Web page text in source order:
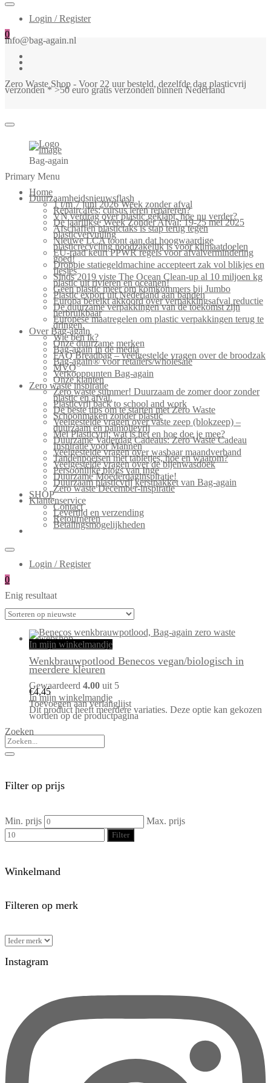
Login / Register
0
info@bag-again.nl
Zero Waste Shop - Voor 22 uur besteld, dezelfde dag plasticvrij
verzonden * >50 euro gratis verzonden binnen Nederland
Bag-again
Primary Menu
Home
Duurzaamheidsnieuwsflash
1 t/m 7 juni 2026 Week zonder afval
Repaircafés: cursus leren repareren?
VN verdrag over plastic geklapt, hoe nu verder?
De jaarlijkse Week Zonder Afval: 19-25 mei 2025
Afschaffen plastictaks is stap terug tegen
plasticvervuiling
Nieuwe LCA toont aan dat hoogwaardige
plasticrecycling noodzakelijk is voor klimaatdoelen
EU-raad keurt PPWR regels voor afvalvermindering
goed!
Droppie statiegeldmachine accepteert zak vol blikjes en
flesjes
Sinds 2019 viste The Ocean Clean-up al 10 miljoen kg
plastic uit rivieren en oceanen!
Geen plastic meer om komkommers bij Jumbo
Plastic export uit Nederland aan banden
Europa bereikt akkoord over verpakkingsafval reductie
De duurzame verpakkingen van de toekomst zijn
herbruikbaar
Europese maatregelen om plastic verpakkingen terug te
dringen.
Over Bag-again
Wie ben ik?
Onze duurzame merken
Bag-again in de media
FAQ Breadbag – veelgestelde vragen over de broodzak
Bag-again® voor retailers/wholesale
MVO
Verkooppunten Bag-again
Onze klanten
Zero waste inspiratie
Zero waste summer! Duurzaam de zomer door zonder
plastic en afval.
Plasticvrij back to school and work
De beste tips om te starten met Zero Waste
Schoonmaken zonder plastic
Veelgestelde vragen over vaste zeep (blokzeep) –
duurzaam en palmolievrij
Mei Plasticvrij: wat is het en hoe doe je mee?
Duurzame Vaderdag Cadeaus: Zero Waste Cadeau
Inspiratie voor Mannen
Veelgestelde vragen over wasbaar maandverband
Tandenpoetsen met tabletjes, hoe en waarom?
Veelgestelde vragen over de bijenwasdoek
Persoonlijke blogs van Inge
Duurzame Moederdaginspiratie!
Duurzaam plasticvrij kerstpakket van Bag-again
Zero waste December-inspiratie
SHOP
Klantenservice
Contact
Levertijd en verzending
Retourneren
Betalingsmogelijkheden
Login / Register
0
Enig resultaat
In mijn winkelmandje
Wenkbrauwpotlood Benecos vegan/biologisch in
meerdere kleuren
Gewaardeerd 4.00 uit 5
€4,45
In mijn winkelmandje
Toevoegen aan verlanglijst
Dit product heeft meerdere variaties. Deze optie kan gekozen
worden op de productpagina
Zoeken
Filter op prijs
Min. prijs Max. prijs
Filter
Winkelmand
Filteren op merk
Instagram